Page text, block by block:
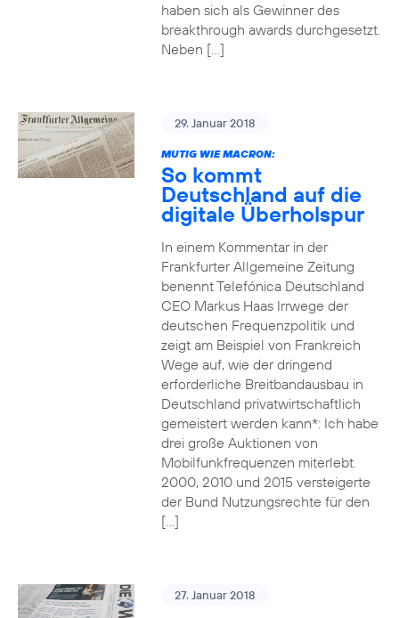
haben sich als Gewinner des
breakthrough awards durchgesetzt.
Neben […]
29. Januar 2018
MUTIG WIE MACRON:
So kommt
Deutschland auf die
digitale Überholspur
In einem Kommentar in der
Frankfurter Allgemeine Zeitung
benennt Telefónica Deutschland
CEO Markus Haas Irrwege der
deutschen Frequenzpolitik und
zeigt am Beispiel von Frankreich
Wege auf, wie der dringend
erforderliche Breitbandausbau in
Deutschland privatwirtschaftlich
gemeistert werden kann*: Ich habe
drei große Auktionen von
Mobilfunkfrequenzen miterlebt.
2000, 2010 und 2015 versteigerte
der Bund Nutzungsrechte für den
[…]
27. Januar 2018